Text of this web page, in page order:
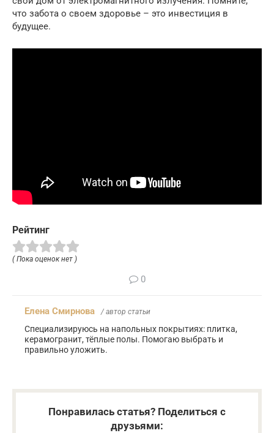
что забота о своем здоровье – это инвестиция в
будущее.
Рейтинг
( Пока оценок нет )
0
Елена Смирнова / автор статьи
Специализируюсь на напольных покрытиях: плитка,
керамогранит, тёплые полы. Помогаю выбрать и
правильно уложить.
Понравилась статья? Поделиться с
друзьями: